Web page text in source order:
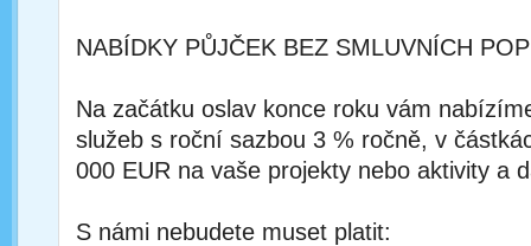
NABÍDKY PŮJČEK BEZ SMLUVNÍCH
Na začátku oslav konce roku vám
služeb s roční sazbou 3 % ročně, v
000 EUR na vaše projekty nebo aktivity a
S námi nebudete muset platit: